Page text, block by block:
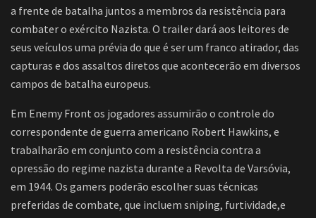
a frente de batalha juntos a membros da resistência para
combater o exército Nazista. O trailer dará aos leitores de
seus veículos uma prévia do que é ser um franco atirador, das
capturas e dos assaltos diretos que acontecerão em diversos
campos de batalha europeus.
Em Enemy Front os jogadores assumirão o controle do
correspondente de guerra americano Robert Hawkins, e
trabalharão em conjunto com a resistência contra a
opressão do regime nazista durante a Revolta de Varsóvia,
em 1944. Os gamers poderão escolher suas técnicas
preferidas de combate, que incluem sniping, furtividade,e